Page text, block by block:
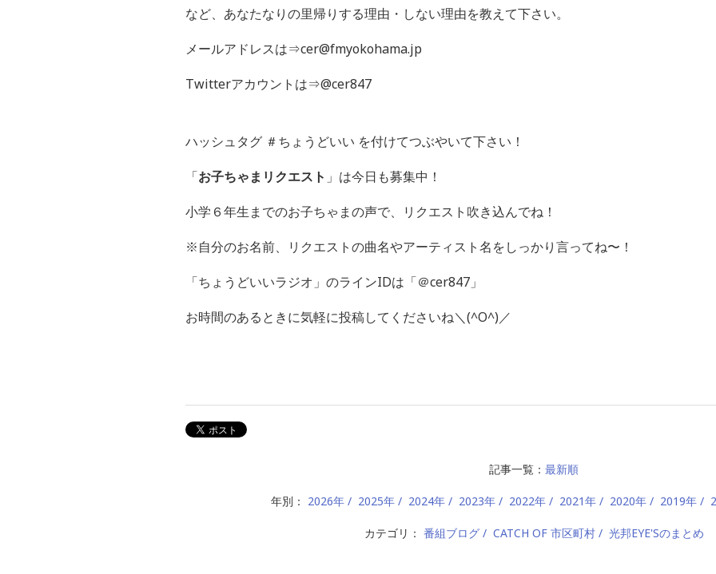
など、あなたなりの里帰りする理由・しない理由を教えて下さい。
メールアドレスは⇒cer@fmyokohama.jp
Twitterアカウントは⇒@cer847
ハッシュタグ ＃ちょうどいい を付けてつぶやいて下さい！
「お子ちゃまリクエスト 」は今日も募集中！
小学６年生までのお子ちゃまの声で、リクエスト吹き込んでね！
※自分のお名前、リクエストの曲名やアーティスト名をしっかり言ってね〜！
「ちょうどいいラジオ」のラインIDは「＠cer847」
お時間のあるときに気軽に投稿してくださいね＼(^O^)／
記事一覧： 最新順
年別： 2026年 2025年 2024年 2023年 2022年 2021年 2020年 2019年
カテゴリ： 番組ブログ CATCH OF 市区町村 光邦EYE'Sのまとめ